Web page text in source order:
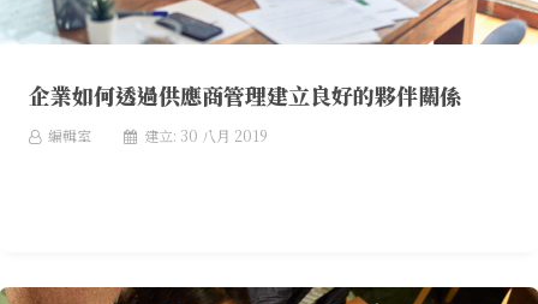
企業如何透過供應商管理建立良好的夥伴關係
編輯室 建立: 30 八月 2019